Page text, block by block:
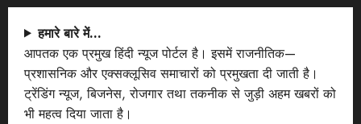
हमारे बारे में…
आपतक एक प्रमुख हिंदी न्यूज पोर्टल है। इसमें राजनीतिक—
प्रशासनिक और एक्सक्लूसिव समाचारों को प्रमुखता दी जाती है।
ट्रेंडिंग न्यूज, बिजनेस, रोजगार तथा तकनीक से जुड़ी अहम खबरों को
भी महत्व दिया जाता है।